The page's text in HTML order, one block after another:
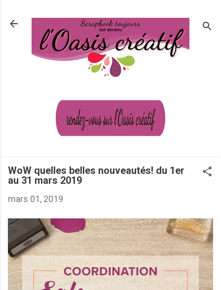
WoW quelles belles nouveautés! du 1er
au 31 mars 2019
mars 01, 2019